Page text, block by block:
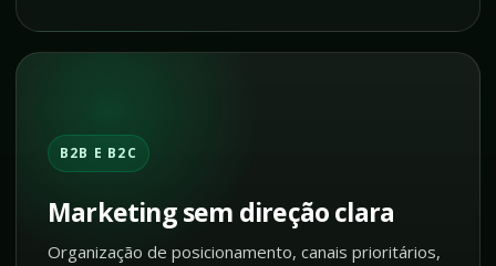
B2B E B2C
Marketing sem direção clara
Organização de posicionamento, canais prioritários,